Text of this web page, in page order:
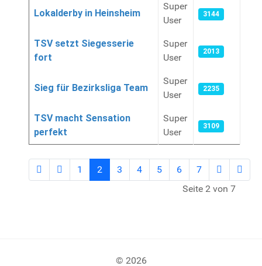
Lokalderby in Heinsheim
Super
User
3144
TSV setzt Siegesserie
fort
Super
User
2013
Sieg für Bezirksliga Team
Super
User
2235
TSV macht Sensation
perfekt
Super
User
3109
Seite 2 von 7
1 2 3 4 5 6 7
© 2026